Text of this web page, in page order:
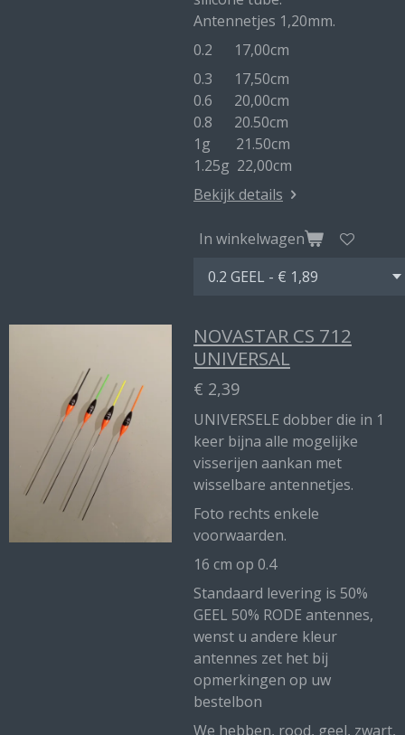
Antennetjes 1,20mm.
0.2 17,00cm
0.3 17,50cm
0.6 20,00cm
0.8 20.50cm
1g 21.50cm
1.25g 22,00cm
Bekijk details
In winkelwagen
NOVASTAR CS 712
UNIVERSAL
€ 2,39
UNIVERSELE dobber die in 1
keer bijna alle mogelijke
visserijen aankan met
wisselbare antennetjes.
Foto rechts enkele
voorwaarden.
16 cm op 0.4
Standaard levering is 50%
GEEL 50% RODE antennes,
wenst u andere kleur
antennes zet het bij
opmerkingen op uw
bestelbon
We hebben, rood, geel, zwart,